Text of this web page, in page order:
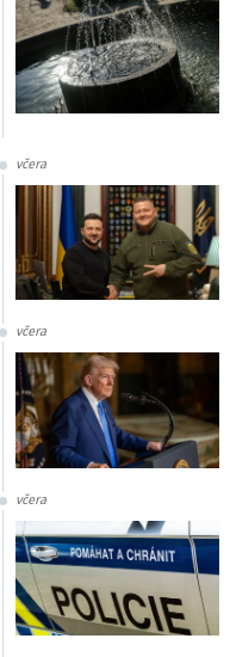
včera
včera
včera